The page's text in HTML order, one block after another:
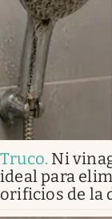
Truco. Ni
ideal para
orificios de la